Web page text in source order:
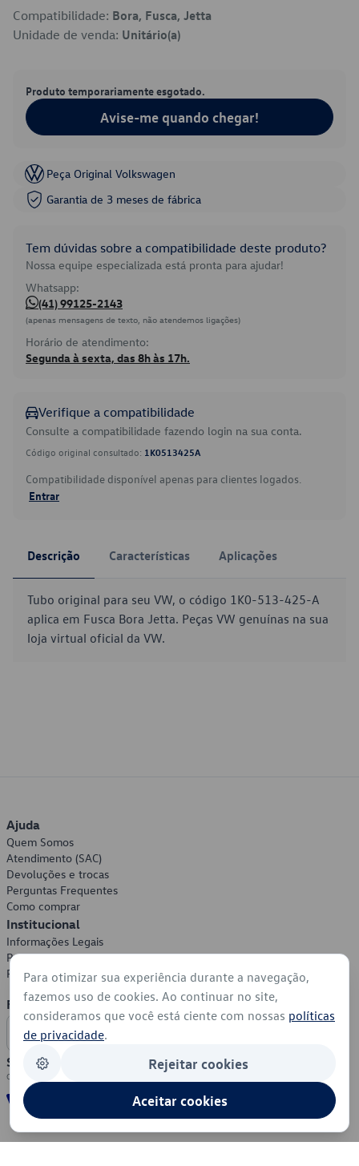
Compatibilidade: Bora, Fusca, Jetta
Unidade de venda: Unitário(a)
Produto temporariamente esgotado.
Avise-me quando chegar!
Peça Original Volkswagen
Garantia de 3 meses de fábrica
Tem dúvidas sobre a compatibilidade deste produto?
Nossa equipe especializada está pronta para ajudar!
Whatsapp:
(41) 99125-2143
(apenas mensagens de texto, não atendemos ligações)
Horário de atendimento:
Segunda à sexta, das 8h às 17h.
Verifique a compatibilidade
Consulte a compatibilidade fazendo login na sua conta.
Código original consultado: 1K0513425A
Compatibilidade disponível apenas para clientes logados.
Entrar
Descrição Características Aplicações
Tubo original para seu VW, o código 1K0-513-425-A
aplica em Fusca Bora Jetta. Peças VW genuínas na sua
loja virtual oficial da VW.
Ajuda
Quem Somos
Atendimento (SAC)
Devoluções e trocas
Perguntas Frequentes
Como comprar
Institucional
Informações Legais
Política de Privacidade
Política de Cookies
Formas de Pagamento
Segurança
Para otimizar sua experiência durante a navegação,
fazemos uso de cookies. Ao continuar no site,
consideramos que você está ciente com nossas políticas
de privacidade.
Rejeitar cookies
Aceitar cookies